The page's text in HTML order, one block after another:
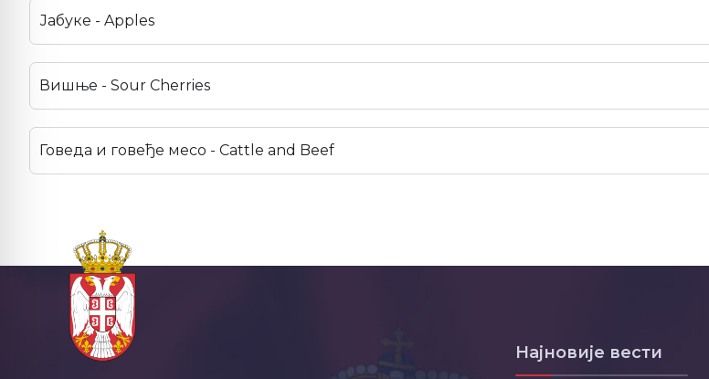
Јабуке - Apples
Вишње - Sour Cherries
Говеда и говеђе месо - Cattle and Beef
Најновије вести